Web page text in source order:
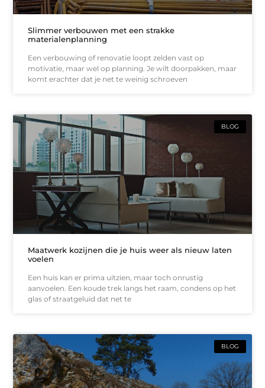
Slimmer verbouwen met een strakke
materialenplanning
Een verbouwing of renovatie loopt zelden vast op
motivatie, maar wel op planning. Je wilt doorpakken, maar
komt erachter dat je net te weinig schroeven
BLOG
Maatwerk kozijnen die je huis weer als nieuw laten
voelen
Een huis kan er prima uitzien, maar toch onrustig
aanvoelen. Een koude trek langs het raam, condens op het
glas of straatgeluid dat net te
BLOG